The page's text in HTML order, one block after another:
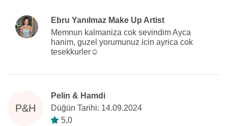
Ebru Yanılmaz Make Up Artist
Memnun kalmaniza cok sevindim Ayca
hanim, guzel yorumunuz icin ayrica cok
tesekkurler☺️
P&H
Pelin & Hamdi
Düğün Tarihi: 14.09.2024
5,0